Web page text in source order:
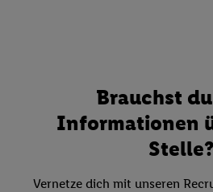
Brauchst
Informationen
Stelle?
Vernetze dich mit unseren